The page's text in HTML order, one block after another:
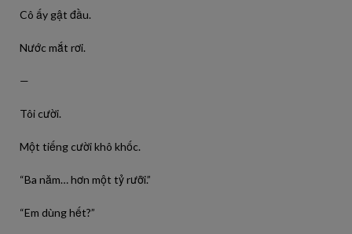
Cô ấy gật đầu.
Nước mắt rơi.
—
Tôi cười.
Một tiếng cười khô khốc.
“Ba năm… hơn một tỷ rưỡi.”
“Em dùng hết?”